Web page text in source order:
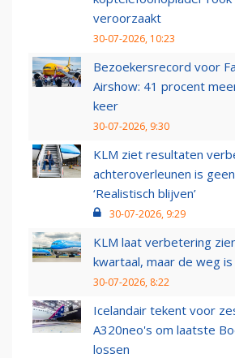
veroorzaakt
30-07-2026, 10:23
Bezoekersrecord voor
Airshow: 41 procent
keer
30-07-2026, 9:30
KLM ziet resultaten
achteroverleunen is
‘Realistisch blijven’
30-07-2026, 9:29
KLM laat verbetering
kwartaal, maar de weg
30-07-2026, 8:22
Icelandair tekent voor
A320neo's om laatste
lossen